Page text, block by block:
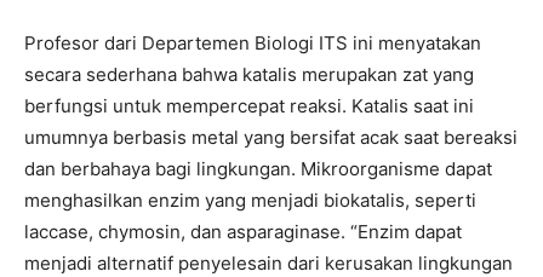
Profesor dari Departemen Biologi ITS ini menyatakan
secara sederhana bahwa katalis merupakan zat yang
berfungsi untuk mempercepat reaksi. Katalis saat ini
umumnya berbasis metal yang bersifat acak saat bereaksi
dan berbahaya bagi lingkungan. Mikroorganisme dapat
menghasilkan enzim yang menjadi biokatalis, seperti
laccase, chymosin, dan asparaginase. “Enzim dapat
menjadi alternatif penyelesain dari kerusakan lingkungan